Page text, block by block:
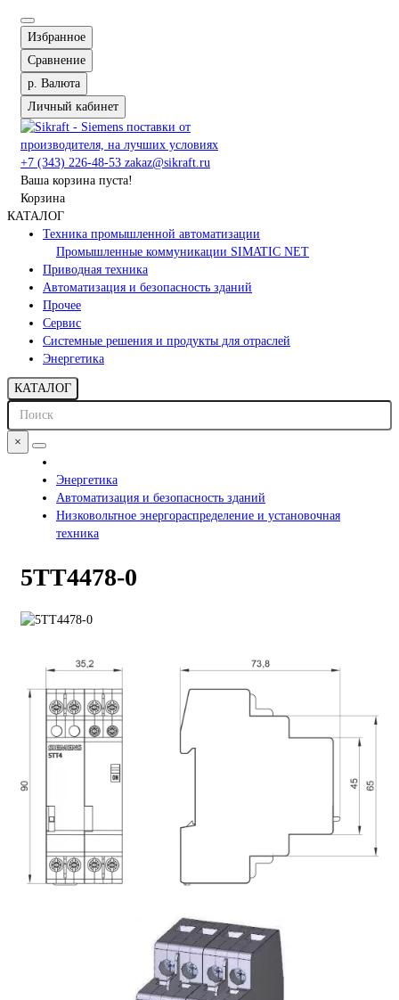
Избранное
Сравнение
р. Валюта
Личный кабинет
+7 (343) 226-48-53 zakaz@sikraft.ru
Ваша корзина пуста!
Корзина
КАТАЛОГ
Техника промышленной автоматизации
Промышленные коммуникации SIMATIC NET
Приводная техника
Автоматизация и безопасность зданий
Прочее
Сервис
Системные решения и продукты для отраслей
Энергетика
КАТАЛОГ
×
Энергетика
Автоматизация и безопасность зданий
Низковольтное энергораспределение и установочная
техника
5TT4478-0